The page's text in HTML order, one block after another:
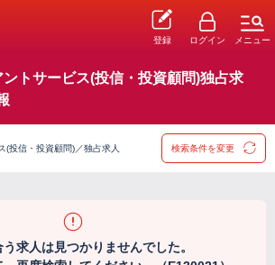
登録 ログイン メニュー
ントサービス(投信・投資顧問)独占求
(投信・投資顧問)／独占求人 検索条件を変更
求人は見つかりませんでした。